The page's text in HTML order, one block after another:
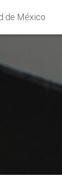
de México